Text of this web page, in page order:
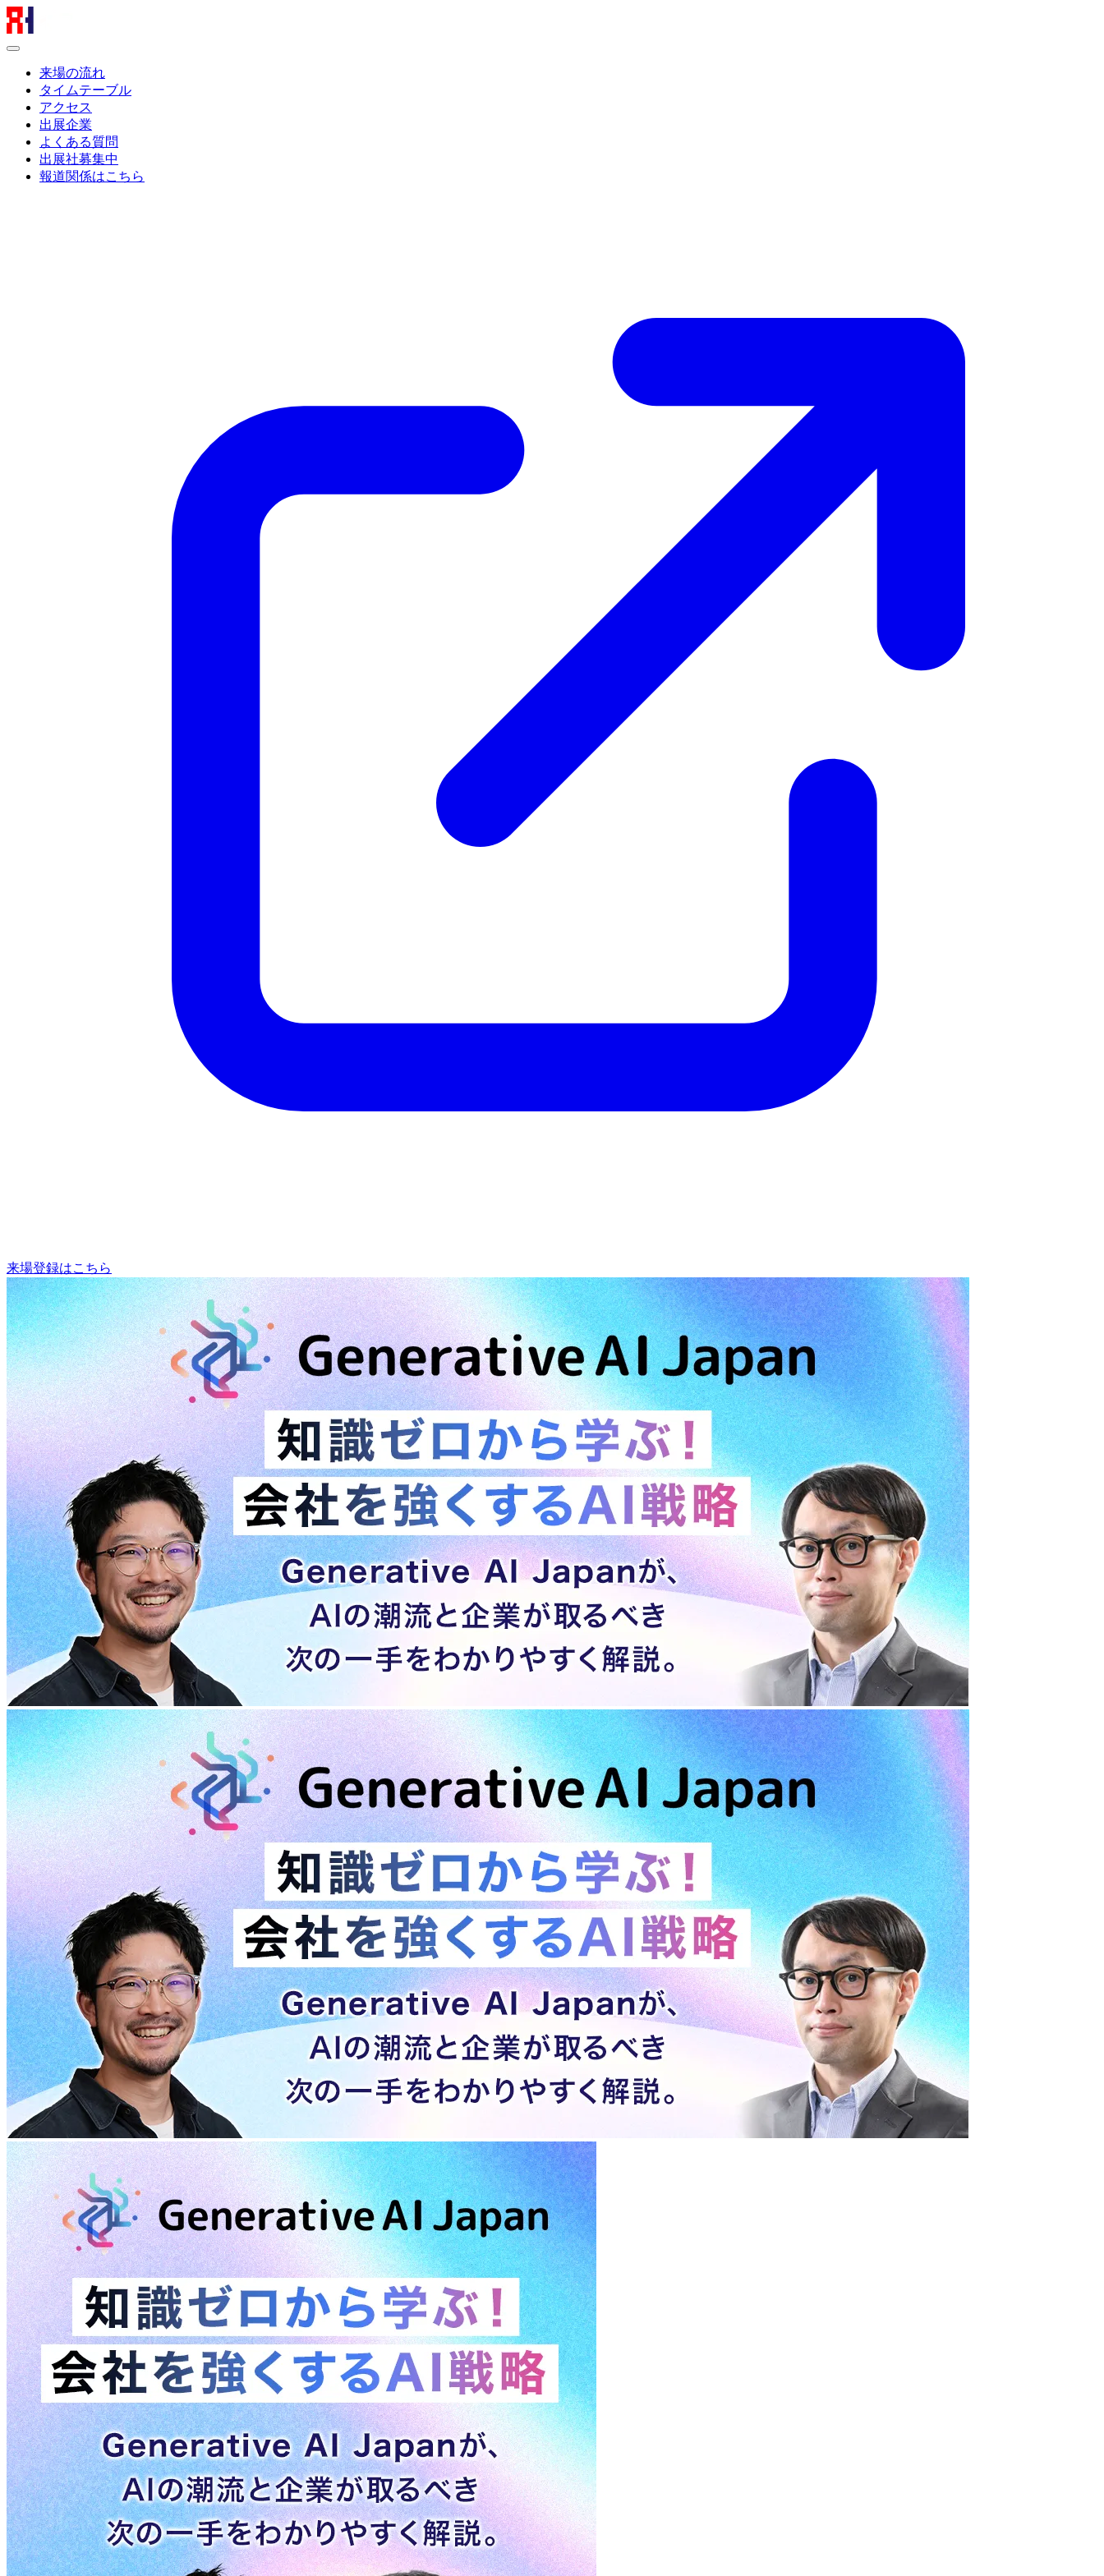
来場の流れ
タイムテーブル
アクセス
出展企業
よくある質問
出展社募集中
報道関係はこちら
来場登録はこちら